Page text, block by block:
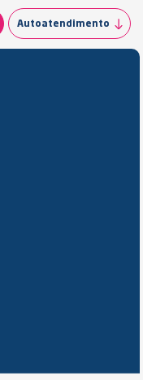
Autoatendimento